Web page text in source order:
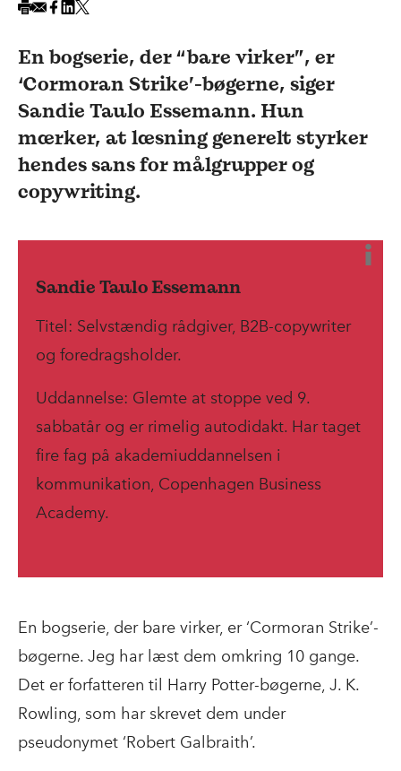
En bogserie, der “bare virker”, er
‘Cormoran Strike’-bøgerne, siger
Sandie Taulo Essemann. Hun
mærker, at læsning generelt styrker
hendes sans for målgrupper og
copywriting.
Sandie Taulo Essemann
Titel: Selvstændig rådgiver, B2B-copywriter
og foredragsholder.
Uddannelse: Glemte at stoppe ved 9.
sabbatår og er rimelig autodidakt. Har taget
fire fag på akademiuddannelsen i
kommunikation, Copenhagen Business
Academy.
En bogserie, der bare virker, er ‘Cormoran Strike’-
bøgerne. Jeg har læst dem omkring 10 gange.
Det er forfatteren til Harry Potter-bøgerne, J. K.
Rowling, som har skrevet dem under
pseudonymet ‘Robert Galbraith’.